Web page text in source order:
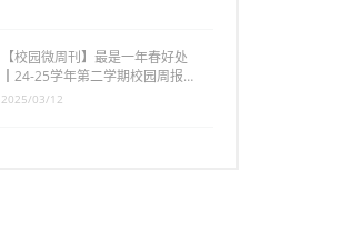
【校园微周刊】最是一年春好处
┃24-25学年第二学期校园周报…
2025/03/12